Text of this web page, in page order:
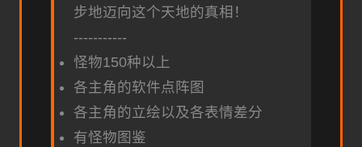
步地迈向这个天地的真相！
-----------
怪物150种以上
各主角的软件点阵图
各主角的立绘以及各表情差分
有怪物图鉴